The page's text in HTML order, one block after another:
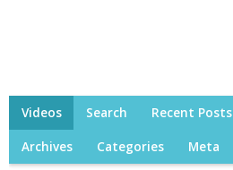
Videos Search Recent Posts
Archives Categories Meta